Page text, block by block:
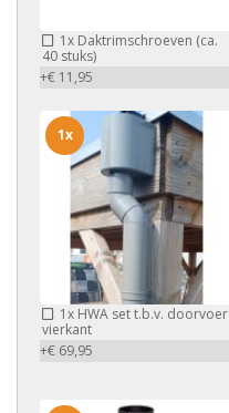
1x Daktrimschroeven (ca.
40 stuks)
+€ 11,95
1x HWA set t.b.v. doorvoer
vierkant
+€ 69,95
1x